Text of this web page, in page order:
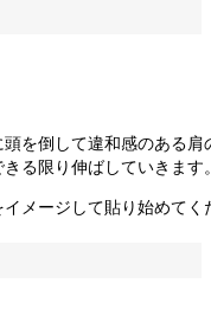
を倒して違和感のある肩
る限り伸ばしていきます
メージして貼り始めてく